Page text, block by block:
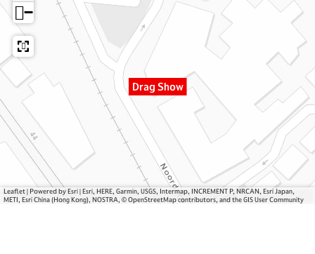
o
w
o
Drag Show
−
Leaflet|Powered by Esri | Esri, HERE, Garmin, USGS, Intermap, INCREMENT P, NRCAN, Esri Japan,
METI, Esri China (Hong Kong), NOSTRA, © OpenStreetMap contributors, and the GIS User Community